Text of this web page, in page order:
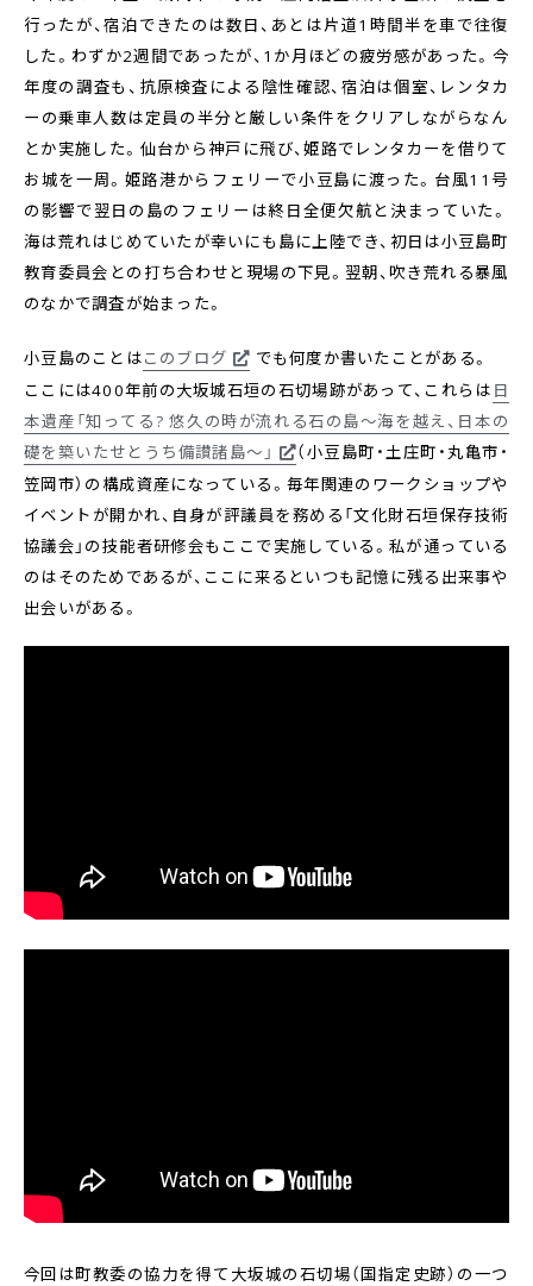
行ったが、宿泊できたのは数日、あとは片道1時間半を車で往復
した。わずか2週間であったが、1か月ほどの疲労感があった。今
年度の調査も、抗原検査による陰性確認、宿泊は個室、レンタカ
ーの乗車人数は定員の半分と厳しい条件をクリアしながらなん
とか実施した。仙台から神戸に飛び、姫路でレンタカーを借りて
お城を一周。姫路港からフェリーで小豆島に渡った。台風11号
の影響で翌日の島のフェリーは終日全便欠航と決まっていた。
海は荒れはじめていたが幸いにも島に上陸でき、初日は小豆島町
教育委員会との打ち合わせと現場の下見。翌朝、吹き荒れる暴風
のなかで調査が始まった。
小豆島のことはこのブログ
でも何度か書いたことがある。
ここには400年前の大坂城石垣の石切場跡があって、これらは 日
本遺産「知ってる? 悠久の時が流れる石の島～海を越え、日本の
礎を築いたせとうち備讃諸島～」
（小豆島町・土庄町・丸亀市・
笠岡市）の構成資産になっている。毎年関連のワークショップや
イベントが開かれ、自身が評議員を務める「文化財石垣保存技術
協議会」の技能者研修会もここで実施している。私が通っている
のはそのためであるが、ここに来るといつも記憶に残る出来事や
出会いがある。
今回は町教委の協力を得て大坂城の石切場（国指定史跡）の一つ